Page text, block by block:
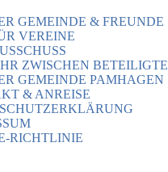
GEMEINDE & FREUNDE
VEREINE
ZWISCHEN BETEILIGTE
GEMEINDE PAMHAGEN
& ANREISE
RICHTLINIE